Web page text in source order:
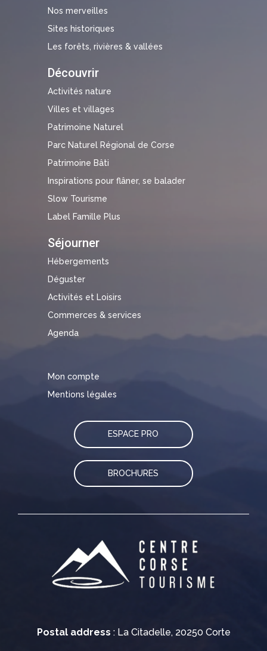
Postal address : La Citadelle, 20250 Corte
Nos merveilles
Sites historiques
Les forêts, rivières & vallées
Découvrir
Activités nature
Villes et villages
Patrimoine Naturel
Parc Naturel Régional de Corse
Patrimoine Bâti
Inspirations pour flâner, se balader
Slow Tourisme
Label Famille Plus
Séjourner
Hébergements
Déguster
Activités et Loisirs
Commerces & services
Agenda
Mon compte
Mentions légales
ESPACE PRO
BROCHURES